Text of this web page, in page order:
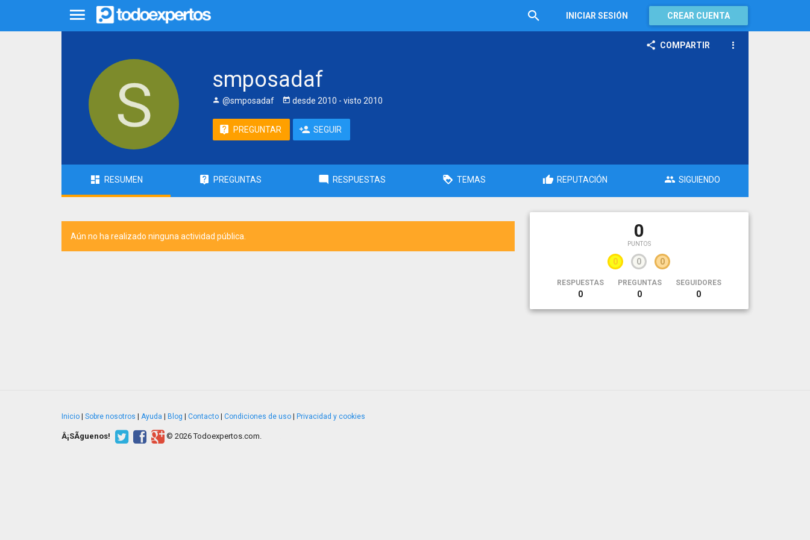
INICIAR SESIÓN CREAR CUENTA
COMPARTIR
smposadaf
@smposadaf desde 2010 - visto 2010
PREGUNTAR SEGUIR
RESUMEN PREGUNTAS RESPUESTAS TEMAS REPUTACIÓN SIGUIENDO
Aún no ha realizado ninguna actividad pública. 0
PUNTOS
0 0 0
RESPUESTAS
0
PREGUNTAS
0
SEGUIDORES
0
Inicio Sobre nosotros Ayuda Blog Contacto Condiciones de uso Privacidad y cookies
Â¡SÃ­guenos! © 2026 Todoexpertos.com.